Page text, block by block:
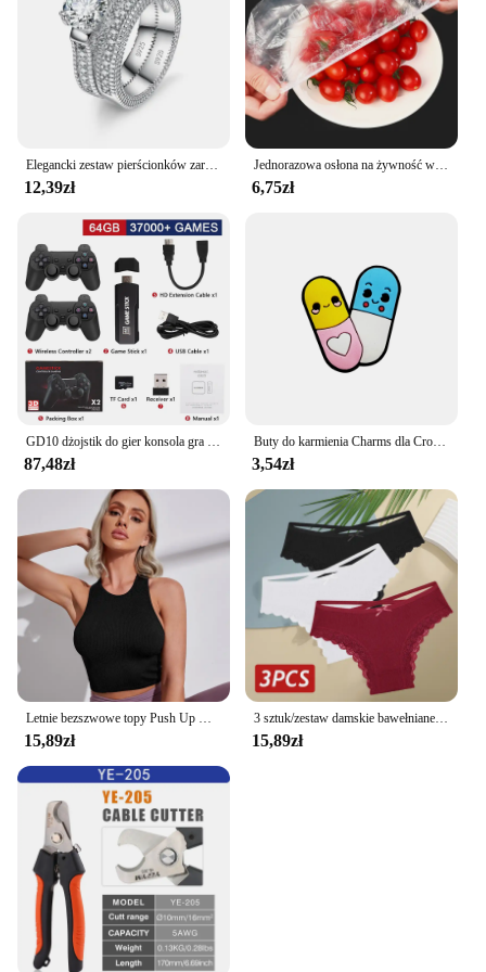
to a wide range of car models, ensuring a perfect fit
for your vehicle. The covers are also incredibly
easy to clean, allowing you to maintain their
pristine condition with minimal effort. With their
versatile design, these seat covers are perfect for
both personal and commercial use, catering to a
**For Vendors and Suppliers**
As a wholesale product, the 100807035 Pokrowce
na samochód is an excellent choice for vendors and
suppliers looking to expand their product offerings.
The set of two covers is an attractive option for
customers seeking to enhance their vehicle's
interior while maintaining its functionality. The
covers' durability and ease of maintenance make
them a reliable choice for both retailers and end-
users. Whether you're looking to stock up for your
store or provide a high-quality product to your
customers, these seat covers are a smart investment.
12,39zł
Jednorazowa osłona na żywność wielokrotnego użytku Plastikowa folia Trwałe elastyczne pokrywki na żywność do misek Elastyczne osłony na talerze do kuchni Torba na żywność
6,75zł
87,48zł
Buty do karmienia Charms dla Crocs Akcesoria Kobiety Chodaki Pielęgniarka Szpilki Mężczyźni Odznaka Dzieci Dżinsy Dziewczyny Ozdoby Klamra Buty Akcesoria
3,54zł
15,89zł
3 sztuk/zestaw damskie bawełniane majtki seksowne brazylijskie majtki z niską koronką, wydrążone miękkie oddychająca bielizna kobieca kokarda S-XL bielizny
15,89zł